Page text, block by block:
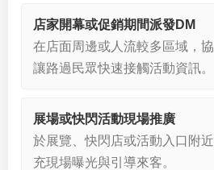
店家開幕或促銷期間派發DM
在店面周邊或人流較多區域，
讓路過民眾快速接觸活動資訊。
展場或快閃活動現場推廣
於展覽、快閃店或活動入口附
充現場曝光與引導來客。